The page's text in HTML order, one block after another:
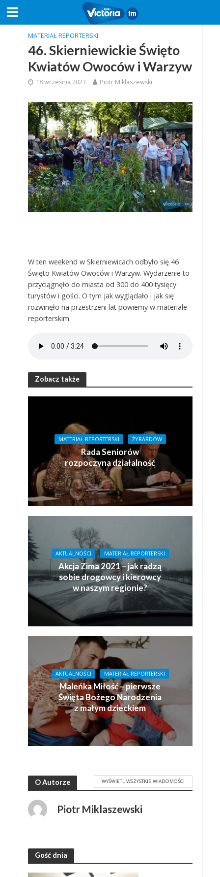
MATERIAŁ REPORTERSKI
46. Skierniewickie Święto
Kwiatów Owoców i Warzyw
18 września 2023 Piotr Miklaszewski
W ten weekend w Skierniewicach odbyło się 46
Święto Kwiatów Owoców i Warzyw. Wydarzenie to
przyciągnęło do miasta od 300 do 400 tysięcy
turystów i gości. O tym jak wyglądało i jak się
rozwinęło na przestrzeni lat powiemy w materiale
reporterskim.
Zobacz także
MATERIAŁ REPORTERSKI ŻYRARDÓW
Rada Seniorów
rozpoczyna działalność
AKTUALNOŚCI MATERIAŁ REPORTERSKI
Akcja Zima 2021 – jak radzą
sobie drogowcy i kierowcy
w naszym regionie?
AKTUALNOŚCI MATERIAŁ REPORTERSKI
Maleńka Miłość – pierwsze
Święta Bożego Narodzenia
z małym dzieckiem
O Autorze WYŚWIETL WSZYSTKIE WIADOMOŚCI
Piotr Miklaszewski
Gość dnia